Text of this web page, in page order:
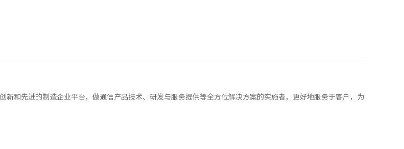
新和先进的制造企业平台，做通信产品技术、研发与服务提供等全方位解决方案的实施者，更好地服务于客户，为